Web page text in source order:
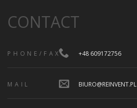
CONTACT
PHONE/FAX +48 609172756
MAIL BIURO@REINVENT.PL